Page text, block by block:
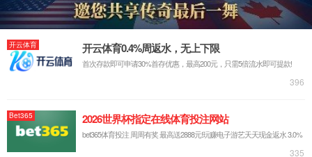
详细信息:
此错误表明文件或目录在服务器上不存在。请创建文件或目录并重新尝试请
求。
查看详细信息 »